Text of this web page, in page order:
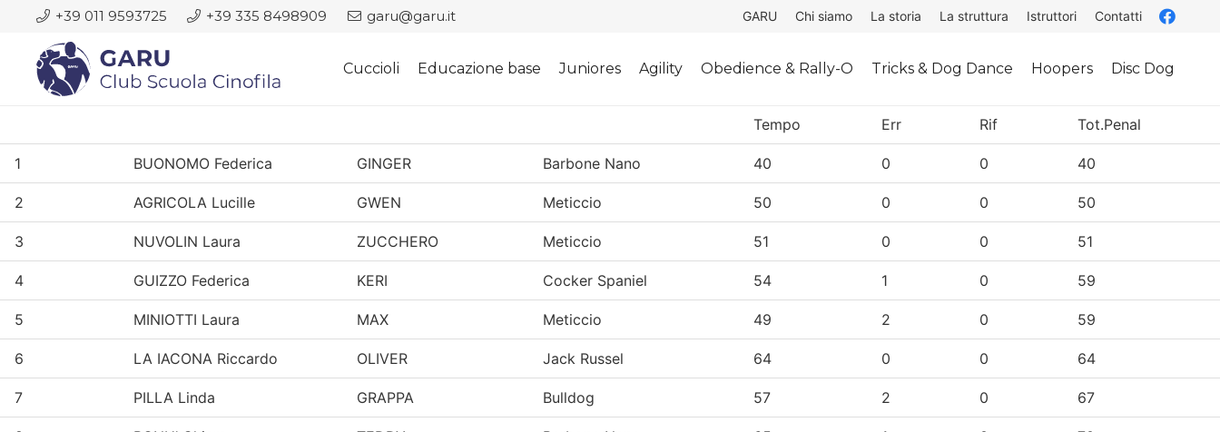
+39 011 9593725 +39 335 8498909 garu@garu.it GARU Chi siamo La storia La struttura Istruttori Contatti
Cuccioli Educazione base Juniores Agility Obedience & Rally-O Tricks & Dog Dance Hoopers Disc Dog
Tempo Err Rif Tot.Penal
1 BUONOMO Federica GINGER Barbone Nano 40 0 0 40
2 AGRICOLA Lucille GWEN Meticcio 50 0 0 50
3 NUVOLIN Laura ZUCCHERO Meticcio 51 0 0 51
4 GUIZZO Federica KERI Cocker Spaniel 54 1 0 59
5 MINIOTTI Laura MAX Meticcio 49 2 0 59
6 LA IACONA Riccardo OLIVER Jack Russel 64 0 0 64
7 PILLA Linda GRAPPA Bulldog 57 2 0 67